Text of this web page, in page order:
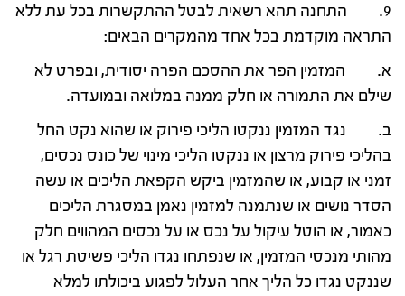
9. התחנה תהא רשאית לבטל ההתקשרות בכל עת ללא
התראה מוקדמת בכל אחד מהמקרים הבאים:
א. המזמין הפר את ההסכם הפרה יסודית, ובפרט לא
שילם את התמורה או חלק ממנה במלואה ובמועדה.
ב. נגד המזמין ננקטו הליכי פירוק או שהוא נקט החל
בהליכי פירוק מרצון או ננקטו הליכי מינוי של כונס נכסים,
זמני או קבוע, או שהמזמין ביקש הקפאת הליכים או עשה
הסדר נושים או שנתמנה למזמין נאמן במסגרת הליכים
כאמור, או הוטל עיקול על נכס או על נכסים המהווים חלק
מהותי מנכסי המזמין, או שנפתחו נגדו הליכי פשיטת רגל או
שננקט נגדו כל הליך אחר העלול לפגוע ביכולתו למלא